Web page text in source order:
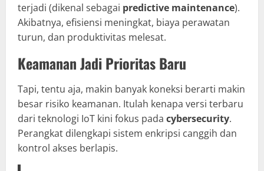
terjadi (dikenal sebagai predictive maintenance).
Akibatnya, efisiensi meningkat, biaya perawatan
turun, dan produktivitas melesat.
Keamanan Jadi Prioritas Baru
Tapi, tentu aja, makin banyak koneksi berarti makin
besar risiko keamanan. Itulah kenapa versi terbaru
dari teknologi IoT kini fokus pada cybersecurity.
Perangkat dilengkapi sistem enkripsi canggih dan
kontrol akses berlapis.